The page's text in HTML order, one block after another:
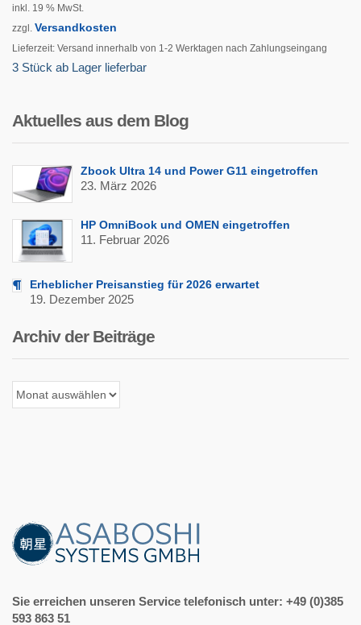
inkl. 19 % MwSt.
zzgl. Versandkosten
Lieferzeit: Versand innerhalb von 1-2 Werktagen nach Zahlungseingang
3 Stück ab Lager lieferbar
Aktuelles aus dem Blog
Zbook Ultra 14 und Power G11 eingetroffen
23. März 2026
HP OmniBook und OMEN eingetroffen
11. Februar 2026
Erheblicher Preisanstieg für 2026 erwartet
19. Dezember 2025
Archiv der Beiträge
Archiv
der
Sie erreichen unseren Service telefonisch unter: +49 (0)385
593 863 51